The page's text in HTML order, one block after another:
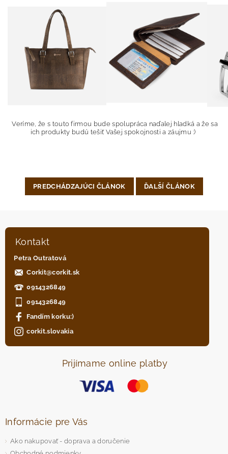
Veríme, že s touto firmou bude spolupráca naďalej hladká a že sa
ich produkty budú tešiť Vašej spokojnosti a záujmu :)
PREDCHÁDZAJÚCI ČLÁNOK ĎALŠÍ ČLÁNOK
Kontakt
Petra Outratová
Corkit@corkit.sk
0914326849
0914326849
Fandím korku:)
corkit.slovakia
Prijímame online platby
Informácie pre Vás
Ako nakupovať - doprava a doručenie